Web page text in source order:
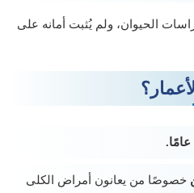
الحيوان، ولم يُثبت أمانه على
خصوصًا من يعانون أمراض الكلى